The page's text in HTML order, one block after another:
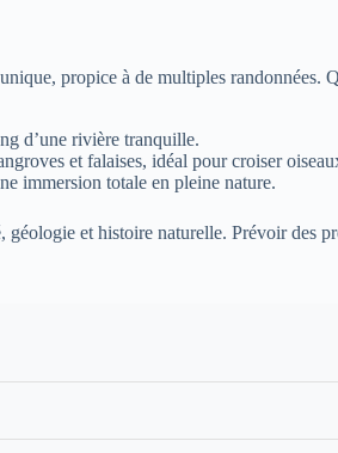
propice à de multiples randonnées.
d’une rivière tranquille.
et falaises, idéal pour croiser
immersion totale en pleine nature.
et histoire naturelle. Prévoir des